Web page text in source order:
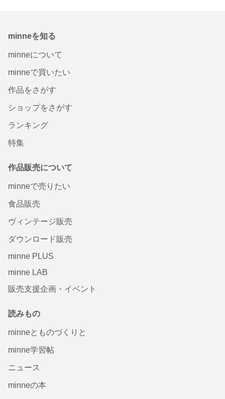
minneを知る
minneについて
minneで買いたい
作品をさがす
ショップをさがす
ランキング
特集
作品販売について
minneで売りたい
食品販売
ヴィンテージ販売
ダウンロード販売
minne PLUS
minne LAB
販売支援企画・イベント
読みもの
minneとものづくりと
minne学習帖
ニュース
minneの本